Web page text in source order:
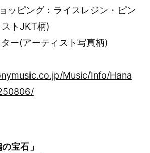
ッピング：ライスレジン・ピン
トJKT柄)
ー(アーティスト写真柄)
Music/Info/Hana
宝石」